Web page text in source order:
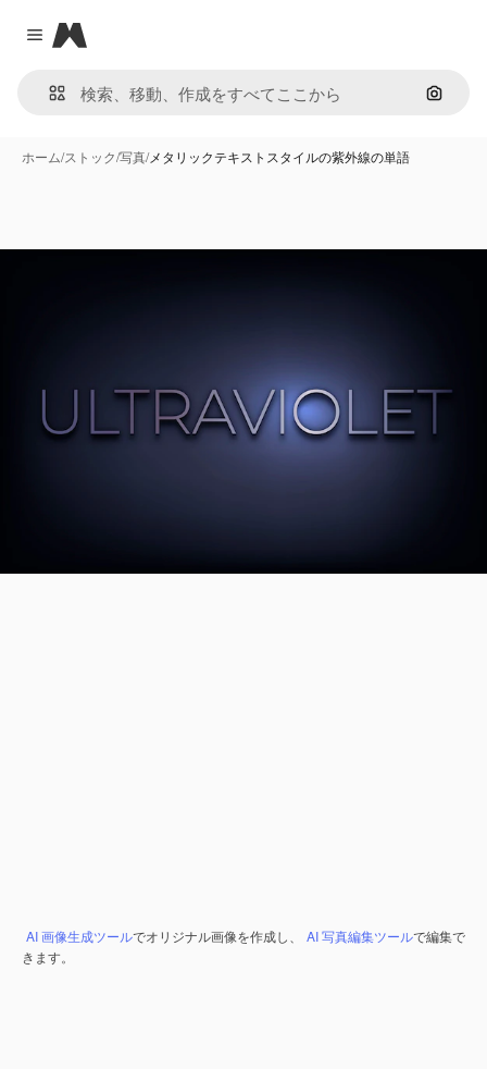
Close menu
Magnific
画像で
ホーム/ストック/写真/メタリックテキストスタイルの紫外線の単語
AI 画像生成ツールでオリジナル画像を作成し、 AI 写真編集ツールで編集で
きます。